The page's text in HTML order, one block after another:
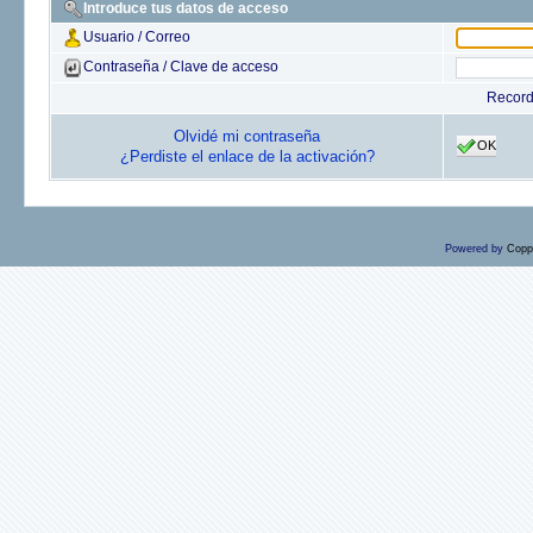
Introduce tus datos de acceso
Usuario / Correo
Contraseña / Clave de acceso
Olvidé mi contraseña
¿Perdiste el enlace de la activación?
OK
Powered by